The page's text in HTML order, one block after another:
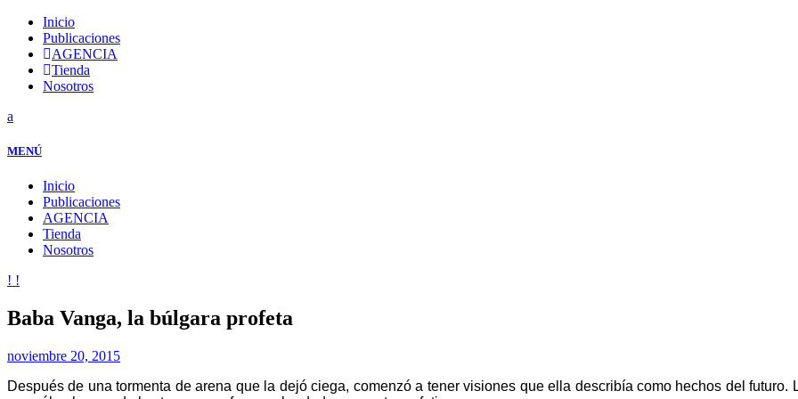
Inicio
Publicaciones
AGENCIA
Tienda
Nosotros
MENÚ
Inicio
Publicaciones
AGENCIA
Tienda
Nosotros
Baba Vanga, la búlgara profeta
noviembre 20, 2015
Después de una tormenta de arena que la dejó ciega, comenzó a tener visiones que ella describía como hechos del